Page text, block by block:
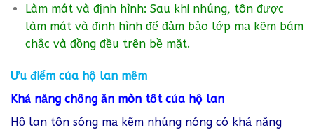
Làm mát và định hình: Sau khi nhúng, tôn được
làm mát và định hình để đảm bảo lớp mạ kẽm bám
chắc và đồng đều trên bề mặt.
Ưu điểm của hộ lan mềm
Khả năng chống ăn mòn tốt của hộ lan
Hộ lan tôn sóng mạ kẽm nhúng nóng có khả năng